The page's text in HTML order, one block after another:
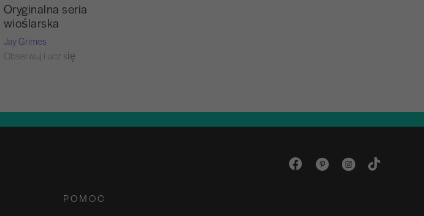
Oryginalna seria
wioślarska
Jay Grimes
Obserwuj i ucz się
POMOC